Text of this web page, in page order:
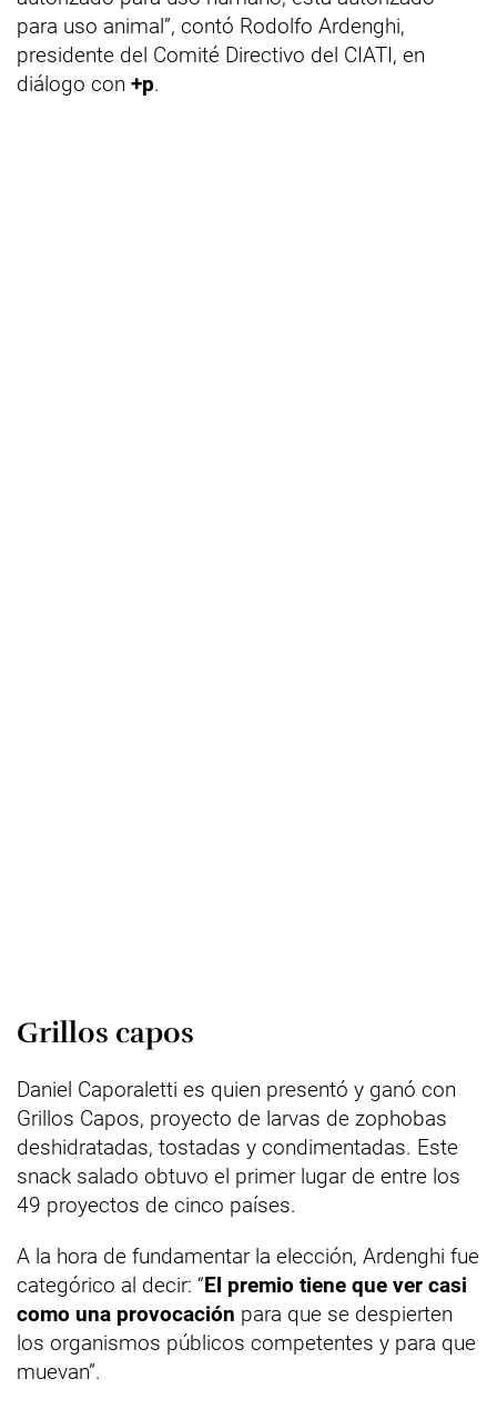
para uso animal”, contó Rodolfo Ardenghi,
presidente del Comité Directivo del CIATI, en
diálogo con +p.
Grillos capos
Daniel Caporaletti es quien presentó y ganó con
Grillos Capos, proyecto de larvas de zophobas
deshidratadas, tostadas y condimentadas. Este
snack salado obtuvo el primer lugar de entre los
49 proyectos de cinco países.
A la hora de fundamentar la elección, Ardenghi fue
categórico al decir: “El premio tiene que ver casi
como una provocación para que se despierten
los organismos públicos competentes y para que
muevan”.